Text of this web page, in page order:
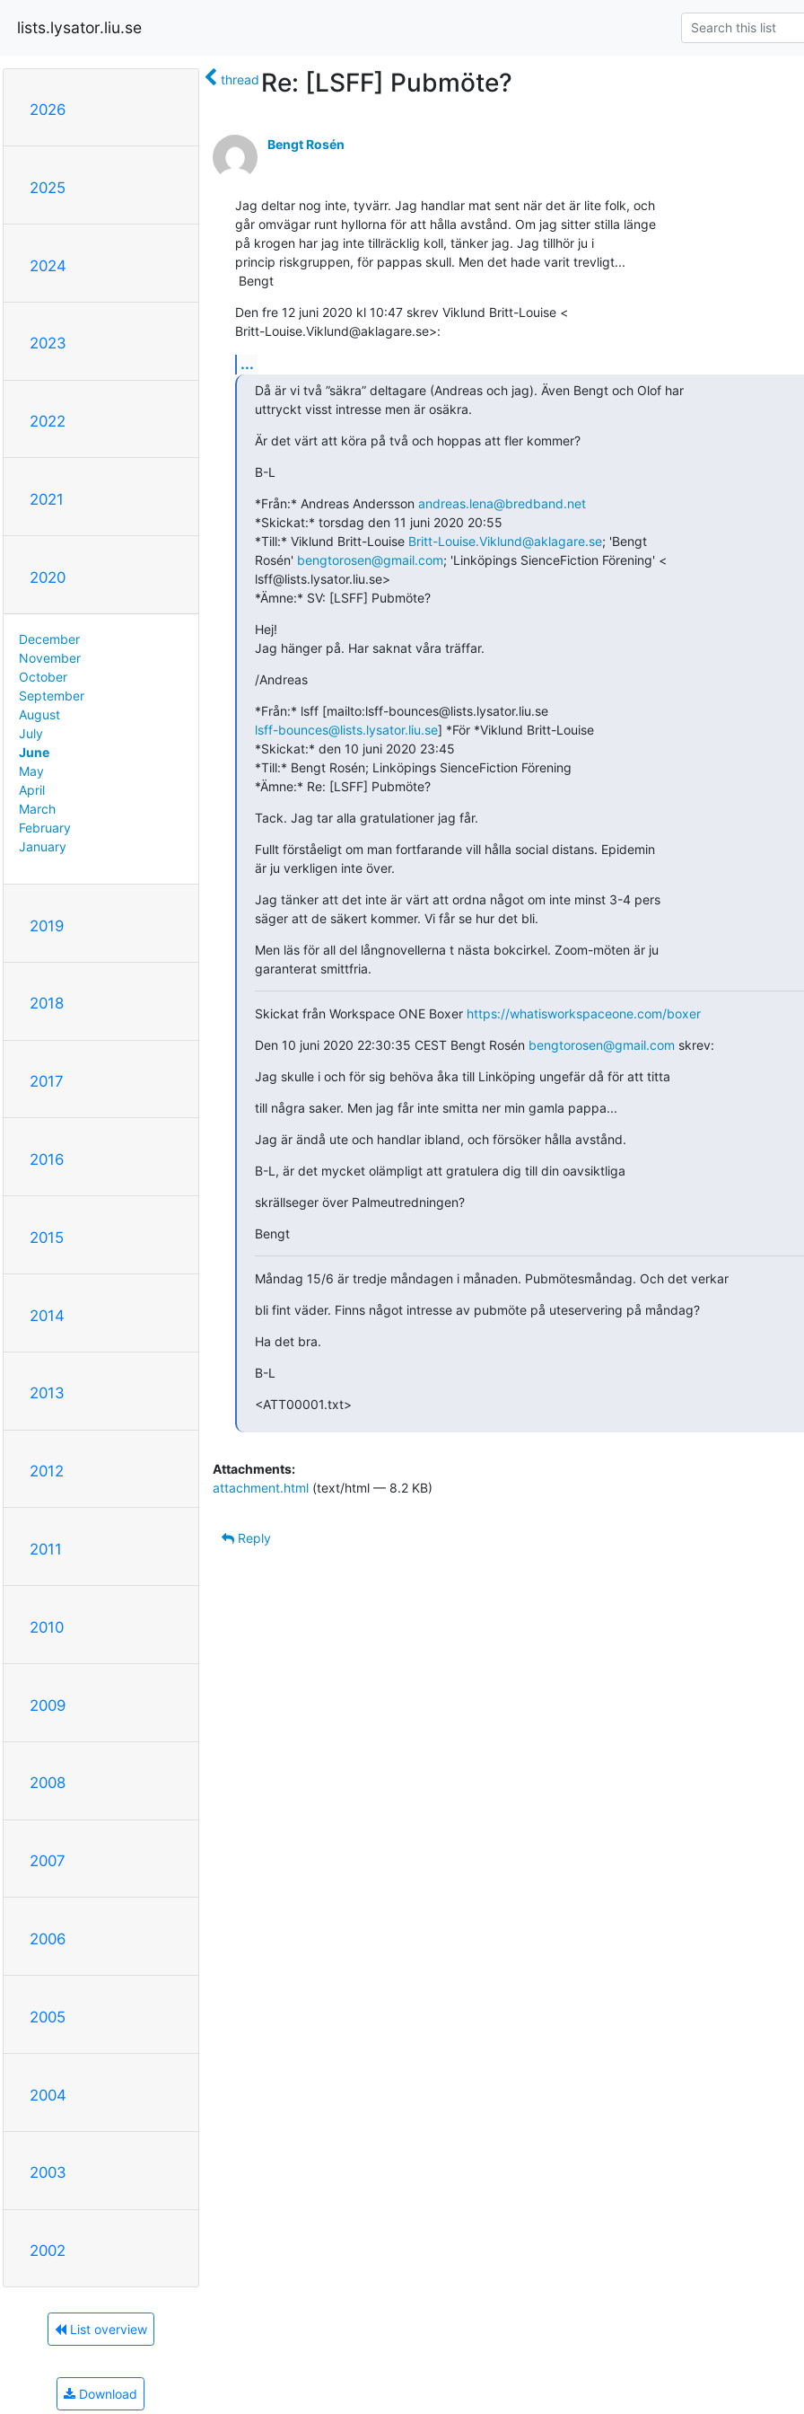
lists.lysator.liu.se
2026
2025
2024
2023
2022
2021
2020
December
November
October
September
August
July
June
May
April
March
February
January
2019
2018
2017
2016
2015
2014
2013
2012
2011
2010
2009
2008
2007
2006
2005
2004
2003
2002
List overview
Download
thread Re: [LSFF] Pubmöte?
Bengt Rosén
Jag deltar nog inte, tyvärr. Jag handlar mat sent när det är lite folk, och
går omvägar runt hyllorna för att hålla avstånd. Om jag sitter stilla länge
på krogen har jag inte tillräcklig koll, tänker jag. Jag tillhör ju i
princip riskgruppen, för pappas skull. Men det hade varit trevligt...
Bengt
Den fre 12 juni 2020 kl 10:47 skrev Viklund Britt-Louise <
Britt-Louise.Viklund@aklagare.se>:
...
Då är vi två ”säkra” deltagare (Andreas och jag). Även Bengt och Olof har
uttryckt visst intresse men är osäkra.
Är det värt att köra på två och hoppas att fler kommer?
B-L
*Från:* Andreas Andersson andreas.lena@bredband.net
*Skickat:* torsdag den 11 juni 2020 20:55
*Till:* Viklund Britt-Louise Britt-Louise.Viklund@aklagare.se; 'Bengt
Rosén' bengtorosen@gmail.com; 'Linköpings SienceFiction Förening' <
lsff@lists.lysator.liu.se>
*Ämne:* SV: [LSFF] Pubmöte?
Hej!
Jag hänger på. Har saknat våra träffar.
/Andreas
*Från:* lsff [mailto:lsff-bounces@lists.lysator.liu.se
lsff-bounces@lists.lysator.liu.se] *För *Viklund Britt-Louise
*Skickat:* den 10 juni 2020 23:45
*Till:* Bengt Rosén; Linköpings SienceFiction Förening
*Ämne:* Re: [LSFF] Pubmöte?
Tack. Jag tar alla gratulationer jag får.
Fullt förståeligt om man fortfarande vill hålla social distans. Epidemin
är ju verkligen inte över.
Jag tänker att det inte är värt att ordna något om inte minst 3-4 pers
säger att de säkert kommer. Vi får se hur det bli.
Men läs för all del långnovellerna t nästa bokcirkel. Zoom-möten är ju
garanterat smittfria.
Skickat från Workspace ONE Boxer https://whatisworkspaceone.com/boxer
Den 10 juni 2020 22:30:35 CEST Bengt Rosén bengtorosen@gmail.com skrev:
Jag skulle i och för sig behöva åka till Linköping ungefär då för att titta
till några saker. Men jag får inte smitta ner min gamla pappa...
Jag är ändå ute och handlar ibland, och försöker hålla avstånd.
B-L, är det mycket olämpligt att gratulera dig till din oavsiktliga
skrällseger över Palmeutredningen?
Bengt
Måndag 15/6 är tredje måndagen i månaden. Pubmötesmåndag. Och det verkar
bli fint väder. Finns något intresse av pubmöte på uteservering på måndag?
Ha det bra.
B-L
<ATT00001.txt>
Attachments:
attachment.html(text/html — 8.2 KB)
Reply